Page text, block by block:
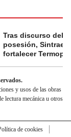
Tras discurso del
posesión,
fortalecer
y usos de las obras
lectura mecánica u otros
de cookies